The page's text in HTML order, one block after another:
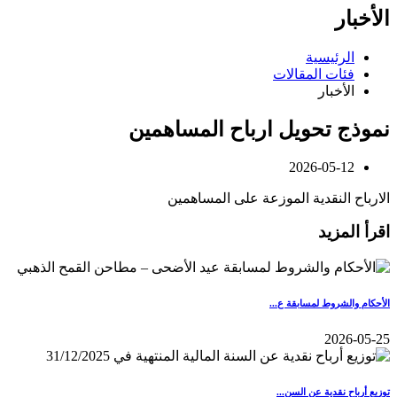
الأخبار
الرئيسية
فئات المقالات
الأخبار
نموذج تحويل ارباح المساهمين
2026-05-12
الارباح النقدية الموزعة على المساهمين
اقرأ المزيد
الأحكام والشروط لمسابقة ع...
2026-05-25
توزيع أرباح نقدية عن السن...